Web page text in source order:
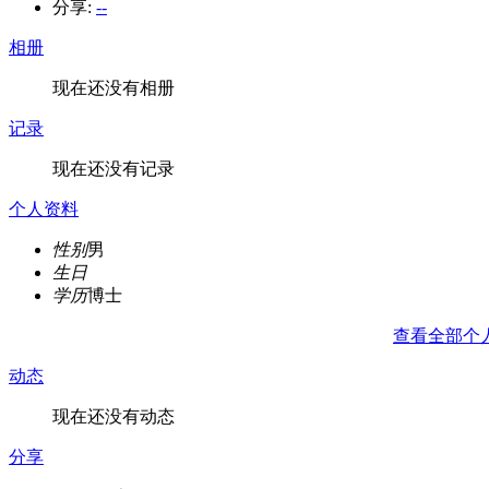
分享: --
相册
现在还没有相册
记录
现在还没有记录
个人资料
性别男
生日
学历博士
查看全部个
动态
现在还没有动态
分享